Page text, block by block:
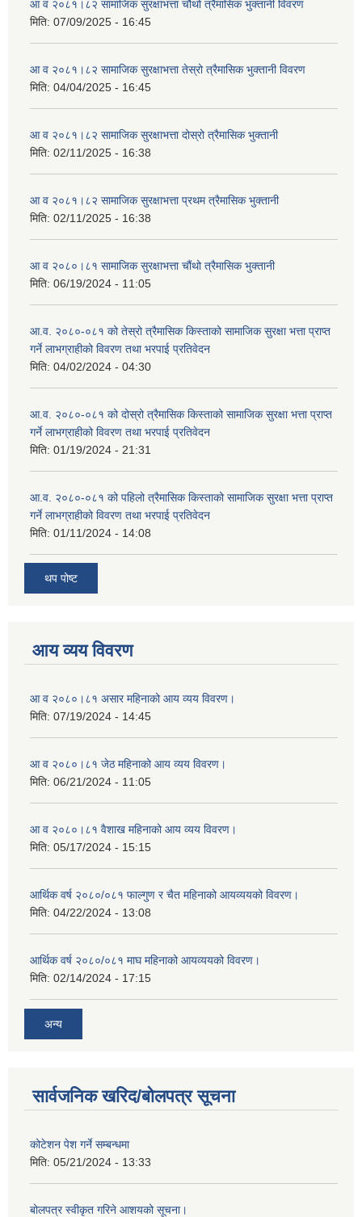
आ व २०८१।८२ सामाजिक सुरक्षाभत्ता चौथो त्रैमासिक भुक्तानी विवरण
मिति: 07/09/2025 - 16:45
आ व २०८१।८२ सामाजिक सुरक्षाभत्ता तेस्रो त्रैमासिक भुक्तानी विवरण
मिति: 04/04/2025 - 16:45
आ व २०८१।८२ सामाजिक सुरक्षाभत्ता दोस्रो त्रैमासिक भुक्तानी
मिति: 02/11/2025 - 16:38
आ व २०८१।८२ सामाजिक सुरक्षाभत्ता प्रथम त्रैमासिक भुक्तानी
मिति: 02/11/2025 - 16:38
आ व २०८०।८१ सामाजिक सुरक्षाभत्ता चौंथो त्रैमासिक भुक्तानी
मिति: 06/19/2024 - 11:05
आ.व. २०८०-०८१ को तेस्रो त्रैमासिक किस्ताको सामाजिक सुरक्षा भत्ता प्राप्त
गर्ने लाभग्राहीको विवरण तथा भरपाई प्रतिवेदन
मिति: 04/02/2024 - 04:30
आ.व. २०८०-०८१ को दोस्रो त्रैमासिक किस्ताको सामाजिक सुरक्षा भत्ता प्राप्त
गर्ने लाभग्राहीको विवरण तथा भरपाई प्रतिवेदन
मिति: 01/19/2024 - 21:31
आ.व. २०८०-०८१ को पहिलो त्रैमासिक किस्ताको सामाजिक सुरक्षा भत्ता प्राप्त
गर्ने लाभग्राहीको विवरण तथा भरपाई प्रतिवेदन
मिति: 01/11/2024 - 14:08
थप पोष्ट
आय व्यय विवरण
आ व २०८०।८१ असार महिनाको आय व्यय विवरण।
मिति: 07/19/2024 - 14:45
आ व २०८०।८१ जेठ महिनाको आय व्यय विवरण।
मिति: 06/21/2024 - 11:05
आ व २०८०।८१ वैशाख महिनाको आय व्यय विवरण।
मिति: 05/17/2024 - 15:15
आर्थिक वर्ष २०८०/०८१ फाल्गुण र चैत महिनाको आयव्ययको विवरण।
मिति: 04/22/2024 - 13:08
आर्थिक वर्ष २०८०/०८१ माघ महिनाको आयव्ययको विवरण।
मिति: 02/14/2024 - 17:15
अन्य
सार्वजनिक खरिद/बोलपत्र सूचना
कोटेशन पेश गर्ने सम्बन्धमा
मिति: 05/21/2024 - 13:33
बोलपत्र स्वीकृत गरिने आशयको सूचना।